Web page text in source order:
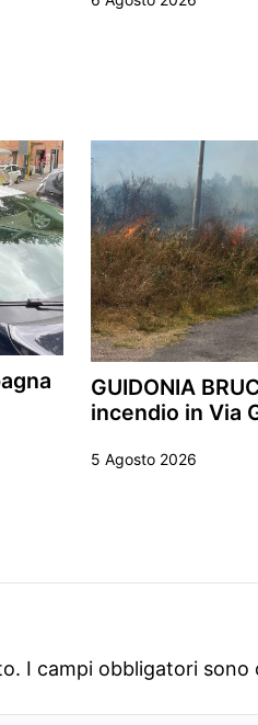
GUIDONIA
incendio in Via
5 Agosto 2026
I campi obbligatori sono